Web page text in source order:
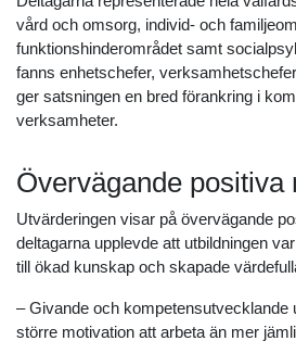
vård och omsorg, individ- och
funktionshinderområdet samt
fanns enhetschefer,
ger satsningen en bred förankring i
verksamheter.
Övervägande positiva
Utvärderingen visar på övervägande
deltagarna upplevde att utbildningen
till ökad kunskap och skapade
– Givande och kompetensutvecklande
större motivation att arbeta än mer